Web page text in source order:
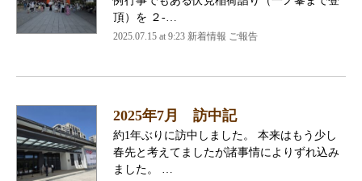
頂）を ２-…
2025.07.15 at 9:23 新着情報 ご報告
2025年7月 訪中記
約1年ぶりに訪中しました。 本来はもう少し
春先と考えてましたが諸事情によりずれ込み
ました。 …